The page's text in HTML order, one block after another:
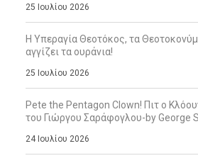
25 Ιουλίου 2026
Η Υπεραγία Θεοτόκος, τα
αγγίζει τα ουράνια!
25 Ιουλίου 2026
Pete the Pentagon Clown! Πιτ ο
του Γιώργου Σαράφογλου-by George
24 Ιουλίου 2026